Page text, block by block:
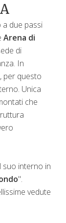
due passi
Arena di
di
In
per questo
Unica
che
suo interno in
".
vedute